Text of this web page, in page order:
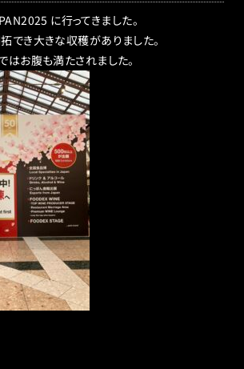
ブログ
お問い合わせ
に行ってきました。
でき大きな収穫がありました。
はお腹も満たされました。